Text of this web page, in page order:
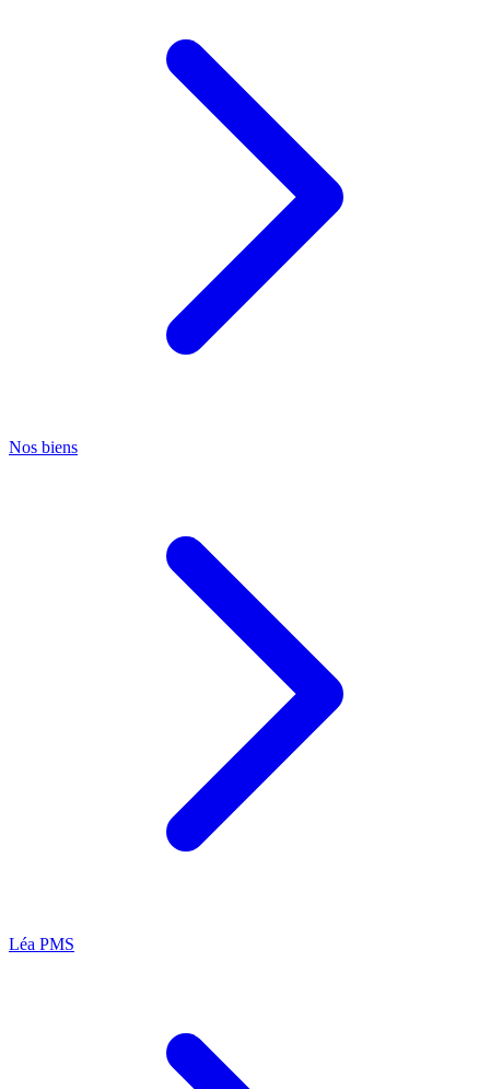
Nos biens
Léa PMS